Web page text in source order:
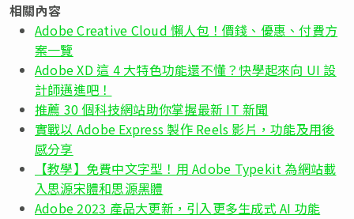
相關內容
Adobe Creative Cloud 懶人包！價錢、優惠、付費方
案一覽
Adobe XD 這 4 大特色功能還不懂？快學起來向 UI 設
計師邁進吧！
推薦 30 個科技網站助你掌握最新 IT 新聞
實戰以 Adobe Express 製作 Reels 影片，功能及用後
感分享
【教學】免費中文字型！用 Adobe Typekit 為網站載
入思源宋體和思源黑體
Adobe 2023 產品大更新，引入更多生成式 AI 功能